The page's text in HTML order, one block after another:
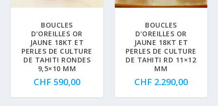
BOUCLES
D’OREILLES OR
JAUNE 18KT ET
PERLES DE CULTURE
DE TAHITI RONDES
9,5×10 MM
CHF 590,00
BOUCLES
D’OREILLES OR
JAUNE 18KT ET
PERLES DE CULTURE
DE TAHITI RD 11×12
MM
CHF2.290,00